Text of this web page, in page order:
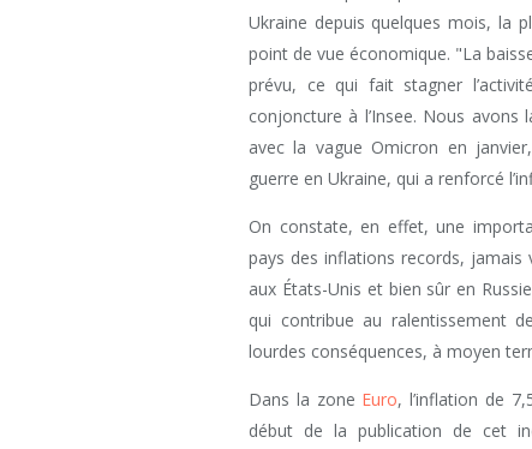
Ukraine depuis quelques mois, la
point de vue économique. "La
prévu, ce qui fait stagner
conjoncture à l’Insee. Nous
avec la vague Omicron en
guerre en Ukraine, qui a renforcé
On constate, en effet, une
pays des inflations records, jamais
aux États-Unis et bien sûr en
qui contribue au ralentissement
lourdes conséquences, à moyen
Dans la zone Euro, l’inflation de
début de la publication de cet